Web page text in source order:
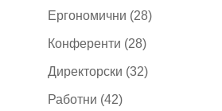
продукта
Ергономични 2828
Конференти 2828
продукта
Директорски 3232
Работни 4242